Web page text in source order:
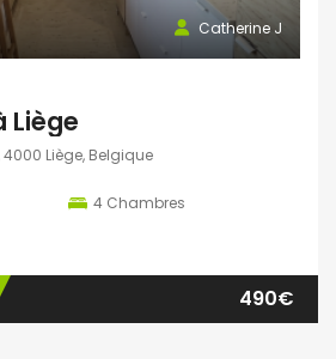
Catherine J
Liège
4000 Liège, Belgique
4 Chambres
490€